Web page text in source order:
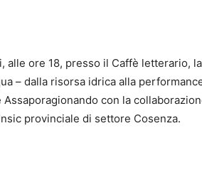
alle ore 18, presso il Caffè letterario,
– dalla risorsa idrica alla
con la
provinciale di settore Cosenza.